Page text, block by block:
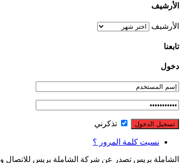
الأرشيف
الأرشيف
تابعنا
دخول
تذكرني
نسيت كلمة المرور ؟
الشاملة بريس تصدر عن شركة الشاملة بريس للاتصال